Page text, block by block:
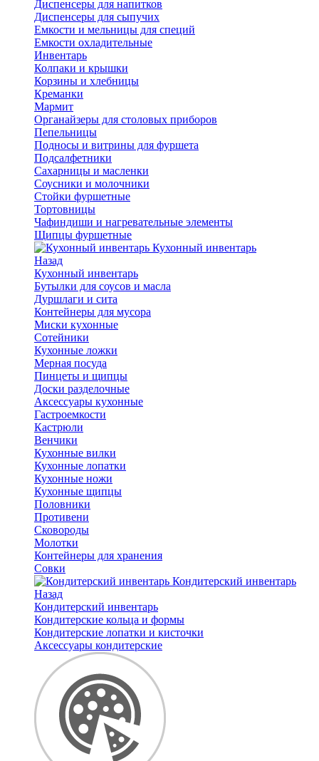
Диспенсеры для напитков
Диспенсеры для сыпучих
Емкости и мельницы для специй
Емкости охладительные
Инвентарь
Колпаки и крышки
Корзины и хлебницы
Креманки
Мармит
Органайзеры для столовых приборов
Пепельницы
Подносы и витрины для фуршета
Подсалфетники
Сахарницы и масленки
Соусники и молочники
Стойки фуршетные
Тортовницы
Чафиндиши и нагревательные элементы
Щипцы фуршетные
Кухонный инвентарь
Назад
Кухонный инвентарь
Бутылки для соусов и масла
Дуршлаги и сита
Контейнеры для мусора
Миски кухонные
Сотейники
Кухонные ложки
Мерная посуда
Пинцеты и щипцы
Доски разделочные
Аксессуары кухонные
Гастроемкости
Кастрюли
Венчики
Кухонные вилки
Кухонные лопатки
Кухонные ножи
Кухонные щипцы
Половники
Противени
Сковороды
Молотки
Контейнеры для хранения
Совки
Кондитерский инвентарь
Назад
Кондитерский инвентарь
Кондитерские кольца и формы
Кондитерские лопатки и кисточки
Аксессуары кондитерские